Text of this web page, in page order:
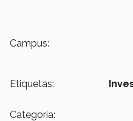
Campus:
Etiquetas:
Categoría: